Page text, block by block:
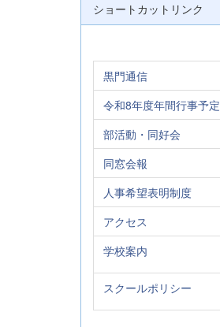
ショートカットリンク
黒門通信
令和8年度年間行事予定
部活動・同好会
同窓会報
人事希望表明制度
アクセス
学校案内
スクールポリシー